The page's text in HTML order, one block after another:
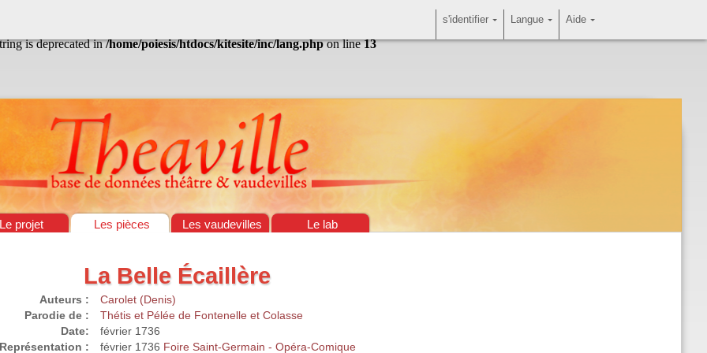
is deprecated in/home/poiesis/htdocs/kitesite/inc/lang.phpon line13
Le projet Les pièces Les vaudevilles Le lab
La Belle Écaillère
Auteurs :
Carolet (Denis)
Parodie de :
Thétis et Pélée de Fontenelle et Colasse
Date:
février 1736
Représentation :
février 1736 Foire Saint-Germain - Opéra-Comique
Aide
Langue
s'identifier